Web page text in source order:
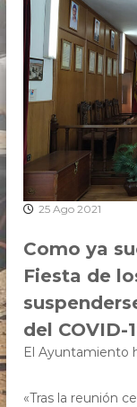
s
t
r
,
e
r
o
h
e
n
d
e
P
s
a
t
a
s
e
P
e
o
25 Ago 2021
Como ya
Fiesta de
del COVID-
El Ayuntamiento
«Tras la reunión